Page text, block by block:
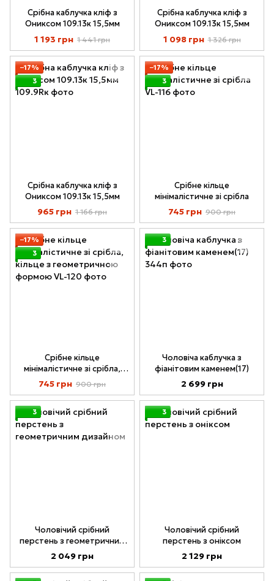
Срібна каблучка кліф з
Ониксом 109.13к 15,5мм
1 193 грн 1 441 грн
Срібна каблучка кліф з
Ониксом 109.13к 15,5мм
1 098 грн 1 326 грн
−17%
3
Срібна каблучка кліф з
Ониксом 109.13к 15,5мм
965 грн 1 166 грн
−17%
3
Срібне кільце
мінімалістичне зі срібла
745 грн 900 грн
−17%
3
Срібне кільце
мінімалістичне зі срібла,
кільце з геометричною
формою
745 грн 900 грн
3
Чоловіча каблучка з
фіанітовим каменем(17)
2 699 грн
3
Чоловічий срібний
перстень з геометричним
дизайном
2 049 грн
3
Чоловічий срібний
перстень з оніксом
2 129 грн